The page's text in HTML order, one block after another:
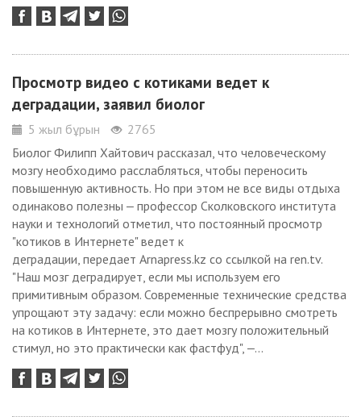
Просмотр видео с котиками ведет к
деградации, заявил биолог
5 жыл бұрын
2765
Биолог Филипп Хайтович рассказал, что человеческому
мозгу необходимо расслабляться, чтобы переносить
повышенную активность. Но при этом не все виды отдыха
одинаково полезны ‒ профессор Сколковского института
науки и технологий отметил, что постоянный просмотр
"котиков в Интернете" ведет к
деградации, передает Arnapress.kz со ссылкой на ren.tv.
"Наш мозг деградирует, если мы используем его
примитивным образом. Современные технические средства
упрощают эту задачу: если можно беспрерывно смотреть
на котиков в Интернете, это дает мозгу положительный
стимул, но это практически как фастфуд", ‒...